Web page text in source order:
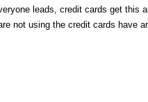
leads, credit cards get this
not using the credit cards have